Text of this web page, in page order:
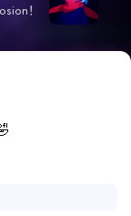
！